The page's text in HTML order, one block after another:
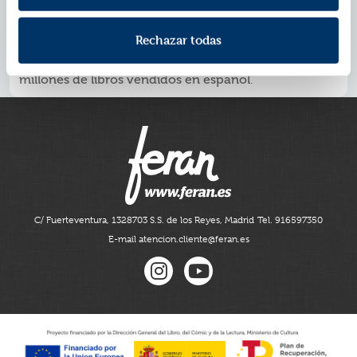
Rechazar todas
diversión está asegurada!
-Actividades inspiradas en laserie de televisión de
- Del universo creado por Harriet Muncaster, con2,5
millones de libros vendidos en español.
C/ Fuerteventura, 1328703 S.S. de los Reyes, Madrid Tel. 916597350
E-mail atencion.cliente@feran.es